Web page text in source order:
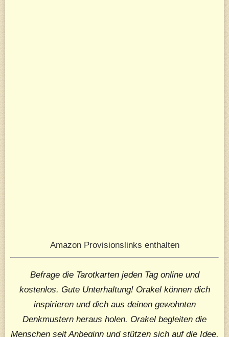
Amazon Provisionslinks enthalten
Befrage die Tarotkarten jeden Tag online und
kostenlos. Gute Unterhaltung! Orakel können dich
inspirieren und dich aus deinen gewohnten
Denkmustern heraus holen. Orakel begleiten die
Menschen seit Anbeginn und stützen sich auf die Idee,